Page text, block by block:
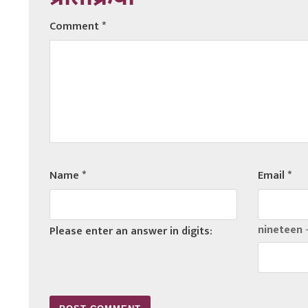
Comment*
Name* Email*
Please enter an answer in digits: nineteen